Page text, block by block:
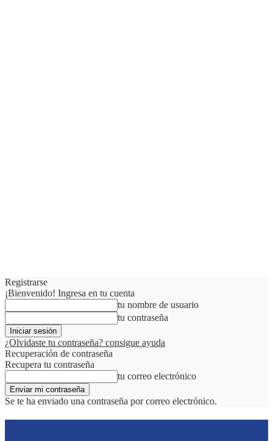
Registrarse
¡Bienvenido! Ingresa en tu cuenta
tu nombre de usuario
tu contraseña
¿Olvidaste tu contraseña? consigue ayuda
Recuperación de contraseña
Recupera tu contraseña
tu correo electrónico
Se te ha enviado una contraseña por correo electrónico.